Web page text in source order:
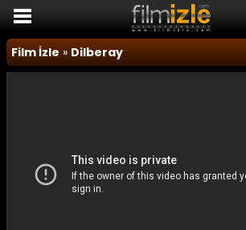
Film İzle
Duygusal Filmler
Romantik Filmler
Film İzle » Dilberay